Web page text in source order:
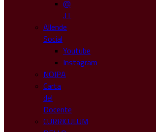
@
.IT
Allende
Social
Youtube
Instagram
NOIPA
Carta
del
Docente
CURRICULUM